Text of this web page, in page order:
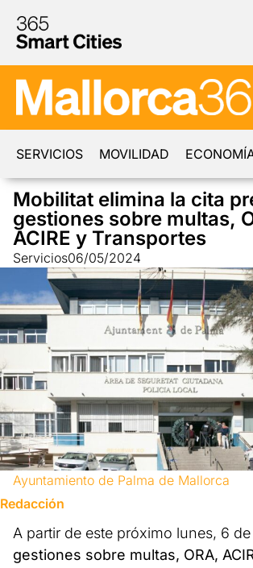
SERVICIOS MOVILIDAD
Mobilitat elimina la cita
gestiones sobre multas,
ACIRE y Transportes
Servicios06/05/2024
Ayuntamiento de Palma de Mallorca
Redacción
A partir de este próximo lunes, 6
gestiones sobre multas, ORA,